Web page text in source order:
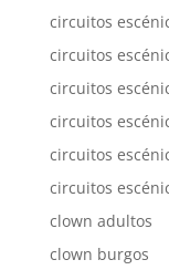
circuitos
circuitos
circuitos
circuitos
circuitos
circuitos
clown adultos
clown burgos